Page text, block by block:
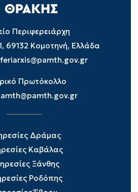
Περιφερειάρχη
69132 Κομοτηνή, Ελλάδα
Πρωτόκολλο
Δράμας
Καβάλας
Ξάνθης
Ροδόπης